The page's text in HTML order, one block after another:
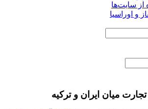
از سایت‌ها
و اوراسیا
میان ایران و ترکیه